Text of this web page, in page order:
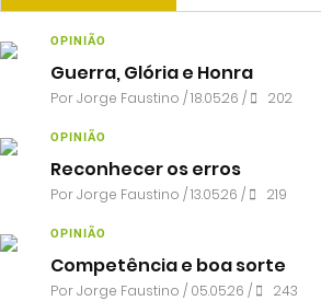
OPINIÃO
Guerra, Glória e Honra
PorJorge Faustino / 18.05.26 / 202
OPINIÃO
Reconhecer os erros
PorJorge Faustino / 13.05.26 / 219
OPINIÃO
Competência e boa sorte
PorJorge Faustino / 05.05.26 / 243